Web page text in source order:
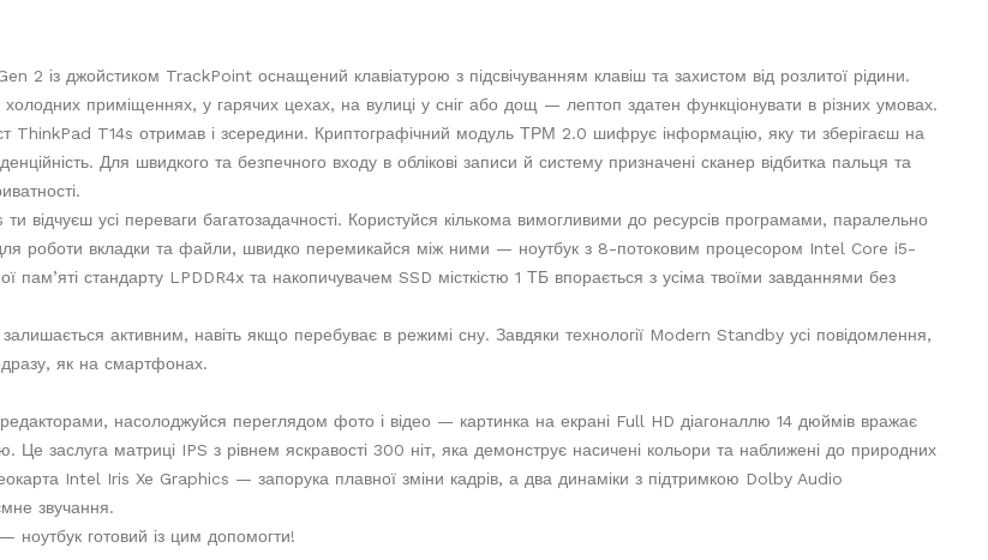
2 із джойстиком TrackPoint оснащений клавіатурою з підсвічуванням клавіш та захистом від розлитої рідини.
приміщеннях, у гарячих цехах, на вулиці у сніг або дощ — лептоп здатен функціонувати в різних умовах.
ThinkPad T14s отримав і зсередини. Криптографічний модуль ТРМ 2.0 шифрує інформацію, яку ти зберігаєш на
Для швидкого та безпечного входу в облікові записи й систему призначені сканер відбитка пальця та
відчуєш усі переваги багатозадачності. Користуйся кількома вимогливими до ресурсів програмами, паралельно
для роботи вкладки та файли, швидко перемикайся між ними — ноутбук з 8-потоковим процесором Intel Core i5-
пам’яті стандарту LPDDR4x та накопичувачем SSD місткістю 1 ТБ впорається з усіма твоїми завданнями без
активним, навіть якщо перебуває в режимі сну. Завдяки технології Modern Standby усі повідомлення,
як на смартфонах.
насолоджуйся переглядом фото і відео — картинка на екрані Full HD діагоналлю 14 дюймів вражає
Це заслуга матриці IPS з рівнем яскравості 300 ніт, яка демонструє насичені кольори та наближені до природних
Intel Iris Xe Graphics — запорука плавної зміни кадрів, а два динаміки з підтримкою Dolby Audio
звучання.
ноутбук готовий із цим допомогти!